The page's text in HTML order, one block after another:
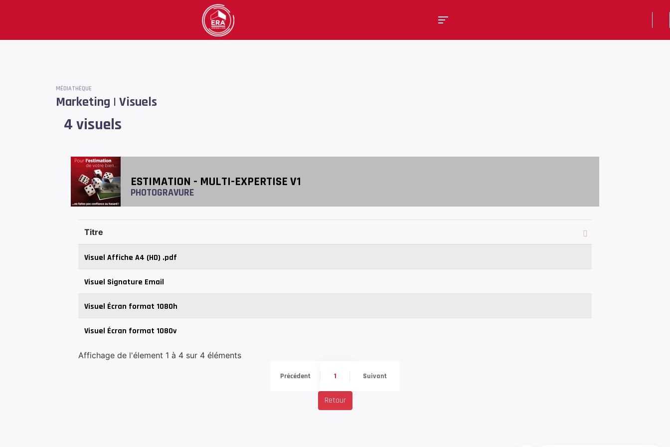
MÉDIATHÈQUE
Marketing | Visuels
4 visuels
ESTIMATION - MULTI-EXPERTISE V1
PHOTOGRAVURE
Titre
Visuel Affiche A4 (HD) .pdf
Visuel Signature Email
Visuel Écran format 1080h
Visuel Écran format 1080v
Affichage de l'élement 1 à 4 sur 4 éléments
Précédent 1 Suivant
Retour